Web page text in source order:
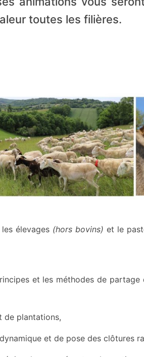
toutes les filières.
élevages (hors bovins) et le
et les méthodes de
de plantations,
et de pose des clôtures